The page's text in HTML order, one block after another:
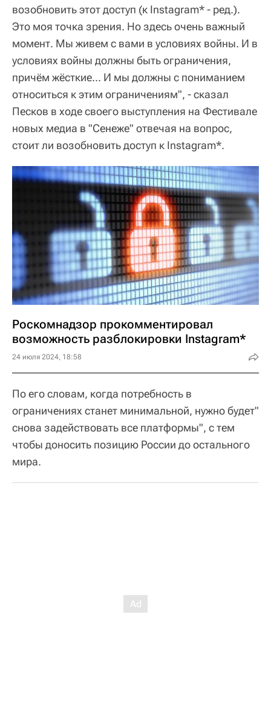
возобновить этот доступ (к Instagram* - ред.).
Это моя точка зрения. Но здесь очень важный
момент. Мы живем с вами в условиях войны. И в
условиях войны должны быть ограничения,
причём жёсткие... И мы должны с пониманием
относиться к этим ограничениям", - сказал
Песков в ходе своего выступления на Фестивале
новых медиа в "Сенеже" отвечая на вопрос,
стоит ли возобновить доступ к Instagram*.
Роскомнадзор прокомментировал
возможность разблокировки Instagram*
24 июля 2024, 18:58
По его словам, когда потребность в
ограничениях станет минимальной, нужно будет"
снова задействовать все платформы", с тем
чтобы доносить позицию России до остального
мира.